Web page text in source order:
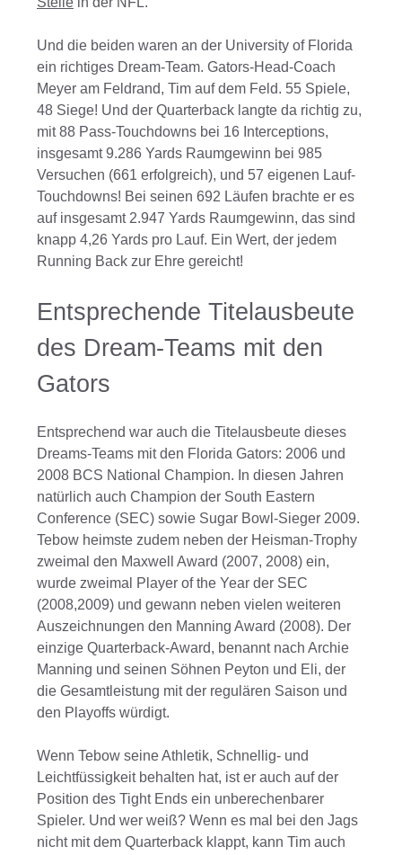
Und die beiden waren an der University of Florida
ein richtiges Dream-Team. Gators-Head-Coach
Meyer am Feldrand, Tim auf dem Feld. 55 Spiele,
48 Siege! Und der Quarterback langte da richtig zu,
mit 88 Pass-Touchdowns bei 16 Interceptions,
insgesamt 9.286 Yards Raumgewinn bei 985
Versuchen (661 erfolgreich), und 57 eigenen Lauf-
Touchdowns! Bei seinen 692 Läufen brachte er es
auf insgesamt 2.947 Yards Raumgewinn, das sind
knapp 4,26 Yards pro Lauf. Ein Wert, der jedem
Running Back zur Ehre gereicht!
Entsprechende Titelausbeute
des Dream-Teams mit den
Gators
Entsprechend war auch die Titelausbeute dieses
Dreams-Teams mit den Florida Gators: 2006 und
2008 BCS National Champion. In diesen Jahren
natürlich auch Champion der South Eastern
Conference (SEC) sowie Sugar Bowl-Sieger 2009.
Tebow heimste zudem neben der Heisman-Trophy
zweimal den Maxwell Award (2007, 2008) ein,
wurde zweimal Player of the Year der SEC
(2008,2009) und gewann neben vielen weiteren
Auszeichnungen den Manning Award (2008). Der
einzige Quarterback-Award, benannt nach Archie
Manning und seinen Söhnen Peyton und Eli, der
die Gesamtleistung mit der regulären Saison und
den Playoffs würdigt.
Wenn Tebow seine Athletik, Schnellig- und
Leichtfüssigkeit behalten hat, ist er auch auf der
Position des Tight Ends ein unberechenbarer
Spieler. Und wer weiß? Wenn es mal bei den Jags
nicht mit dem Quarterback klappt, kann Tim auch